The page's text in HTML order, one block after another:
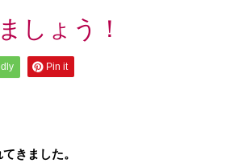
しょう！
Pin it
きました。